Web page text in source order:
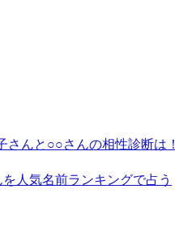
さんと○○さんの相性診断は！
人気名前ランキングで占う